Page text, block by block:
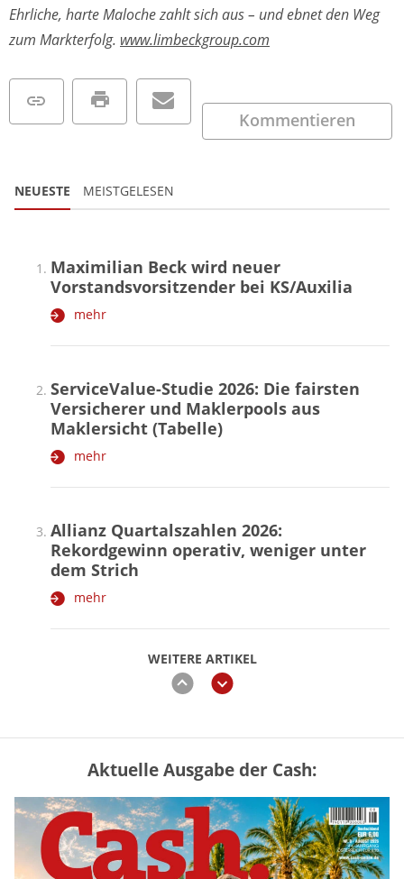
Ehrliche, harte Maloche zahlt sich aus – und ebnet den Weg
zum Markterfolg. www.limbeckgroup.com
Kommentieren
NEUESTE MEISTGELESEN
WEITERE ARTIKEL
zurückweiter
Maximilian Beck wird neuer
Vorstandsvorsitzender bei KS/Auxilia
mehr
ServiceValue-Studie 2026: Die fairsten
Versicherer und Maklerpools aus
Maklersicht (Tabelle)
mehr
Allianz Quartalszahlen 2026:
Rekordgewinn operativ, weniger unter
dem Strich
mehr
„Jung kauft Alt“ 2026: Neue Förderung im
Überblick – Tabelle mit Kreditbeträgen
und Einkommensgrenzen
mehr
Aktuelle Ausgabe der Cash: